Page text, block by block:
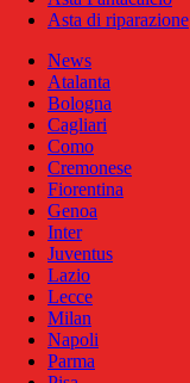
Asta di riparazione
News
Atalanta
Bologna
Cagliari
Como
Cremonese
Fiorentina
Genoa
Inter
Juventus
Lazio
Lecce
Milan
Napoli
Parma